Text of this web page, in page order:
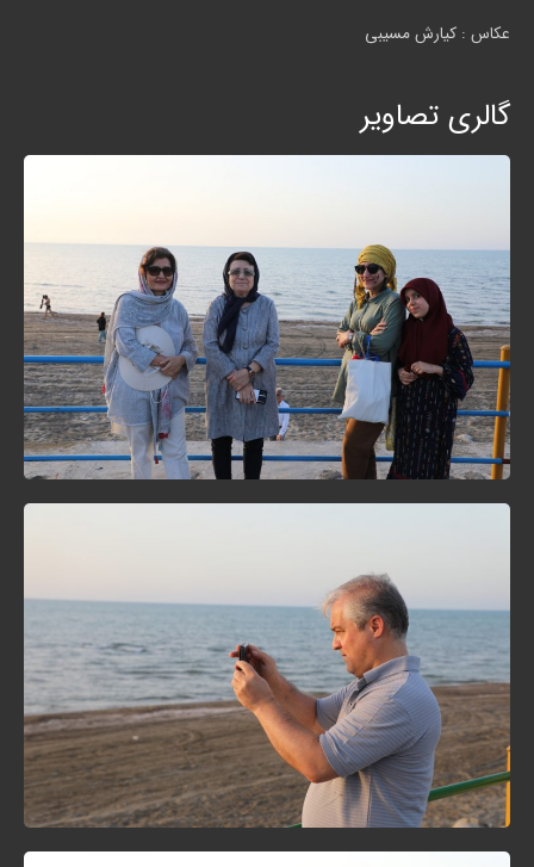
عکاس : کیارش مسیبی
گالری تصاویر